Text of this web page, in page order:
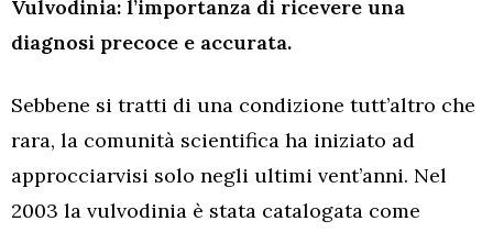
Vulvodinia: l’importanza di ricevere una
diagnosi precoce e accurata.
Sebbene si tratti di una condizione tutt’altro che
rara, la comunità scientifica ha iniziato ad
approcciarvisi solo negli ultimi vent’anni. Nel
2003 la vulvodinia è stata catalogata come